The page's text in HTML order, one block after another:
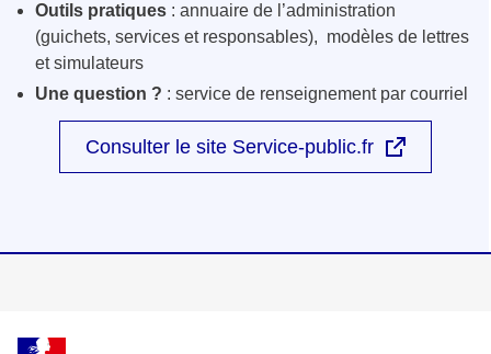
Outils pratiques : annuaire de l’administration
(guichets, services et responsables), modèles de lettres
et simulateurs
Une question ? : service de renseignement par courriel
Consulter le site Service-public.fr